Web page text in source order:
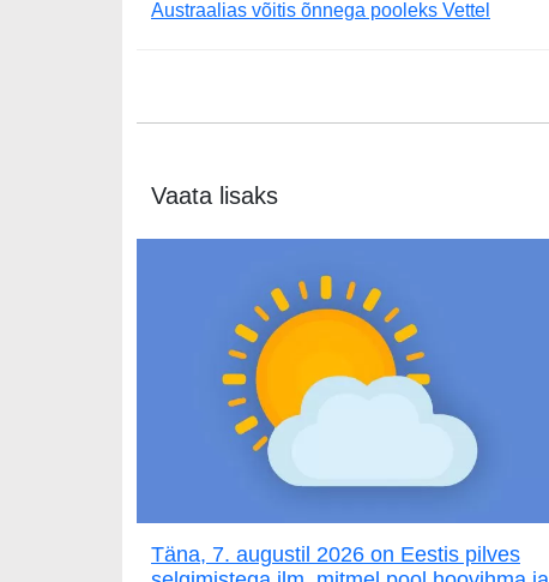
Austraalias võitis õnnega pooleks Vettel
Vaata lisaks
Täna, 7. augustil 2026 on Eestis pilves